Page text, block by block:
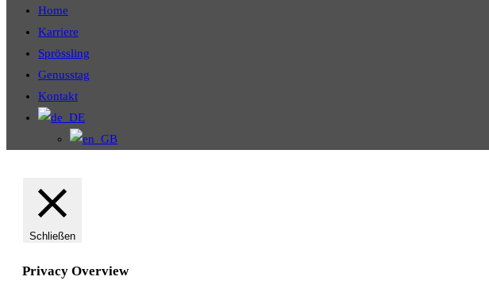
Home
Karriere
Sprössling
Genusstag
Kontakt
Schließen
Privacy Overview